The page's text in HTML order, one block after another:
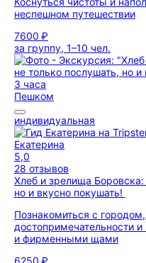
неспешном путешествии
7600 ₽
за группу, 1–10 чел.
3 часа
Пешком
индивидуальная
Екатерина
5,0
28 отзывов
Хлеб и зрелища Боровска:
но и вкусно покушать!
Познакомиться с
достопримечательности
и фирменными щами
6250 ₽